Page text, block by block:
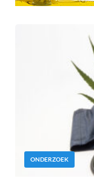
ONDERZOEK